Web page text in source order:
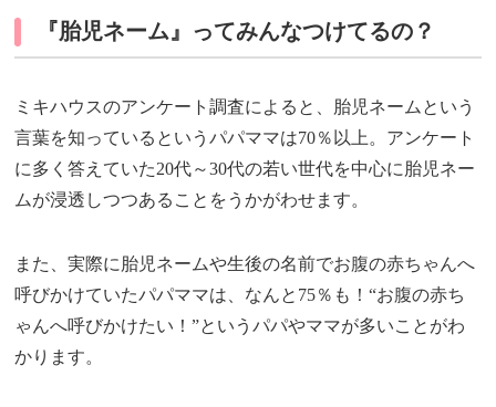
『胎児ネーム』ってみんなつけてるの？
ミキハウスのアンケート調査によると、胎児ネームという
言葉を知っているというパパママは70％以上。アンケート
に多く答えていた20代～30代の若い世代を中心に胎児ネー
ムが浸透しつつあることをうかがわせます。
また、実際に胎児ネームや生後の名前でお腹の赤ちゃんへ
呼びかけていたパパママは、なんと75％も！“お腹の赤ち
ゃんへ呼びかけたい！”というパパやママが多いことがわ
かります。